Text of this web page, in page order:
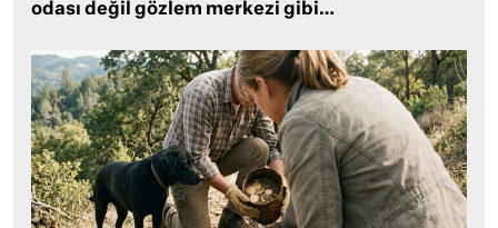
odası değil gözlem merkezi gibi…